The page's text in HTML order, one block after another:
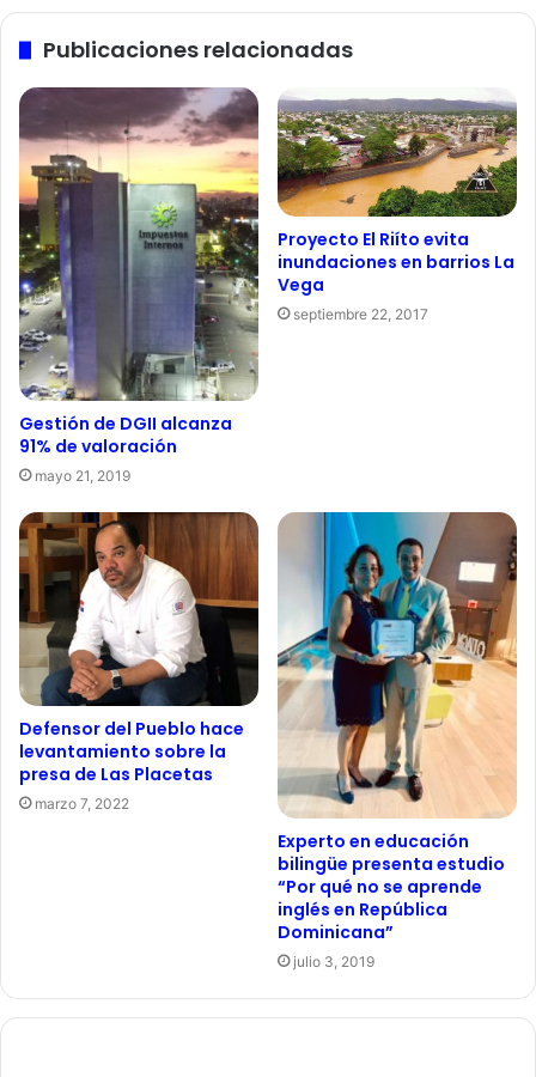
Publicaciones relacionadas
Gestión de DGII alcanza
91% de valoración
mayo 21, 2019
Proyecto El Riíto evita
inundaciones en barrios La
Vega
septiembre 22, 2017
Defensor del Pueblo hace
levantamiento sobre la
presa de Las Placetas
marzo 7, 2022
Experto en educación
bilingüe presenta estudio
“Por qué no se aprende
inglés en República
Dominicana”
julio 3, 2019